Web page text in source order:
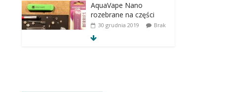
AquaVape Nano
rozebrane na części
30 grudnia 2019
Brak
komentarzy